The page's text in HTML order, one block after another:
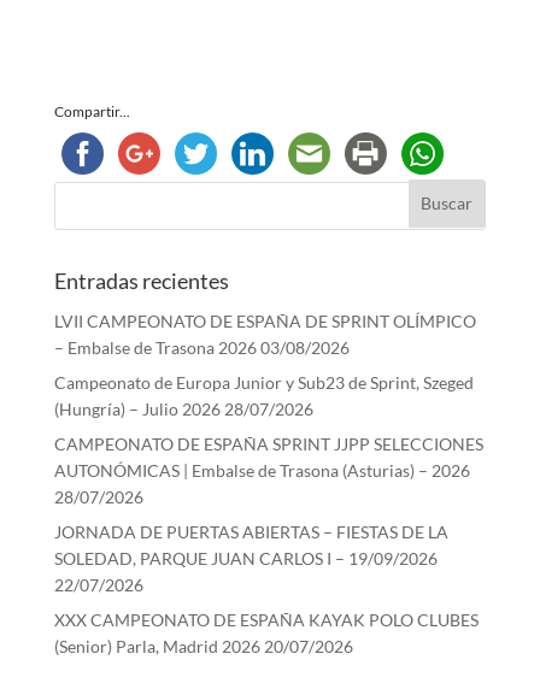
Compartir...
Entradas recientes
LVII CAMPEONATO DE ESPAÑA DE SPRINT OLÍMPICO
– Embalse de Trasona 202603/08/2026
Campeonato de Europa Junior y Sub23 de Sprint, Szeged
(Hungría) – Julio 2026 28/07/2026
CAMPEONATO DE ESPAÑA SPRINT JJPP SELECCIONES
AUTONÓMICAS | Embalse de Trasona (Asturias) – 2026
28/07/2026
JORNADA DE PUERTAS ABIERTAS – FIESTAS DE LA
SOLEDAD, PARQUE JUAN CARLOS I – 19/09/2026
22/07/2026
XXX CAMPEONATO DE ESPAÑA KAYAK POLO CLUBES
(Senior) Parla, Madrid 2026 20/07/2026